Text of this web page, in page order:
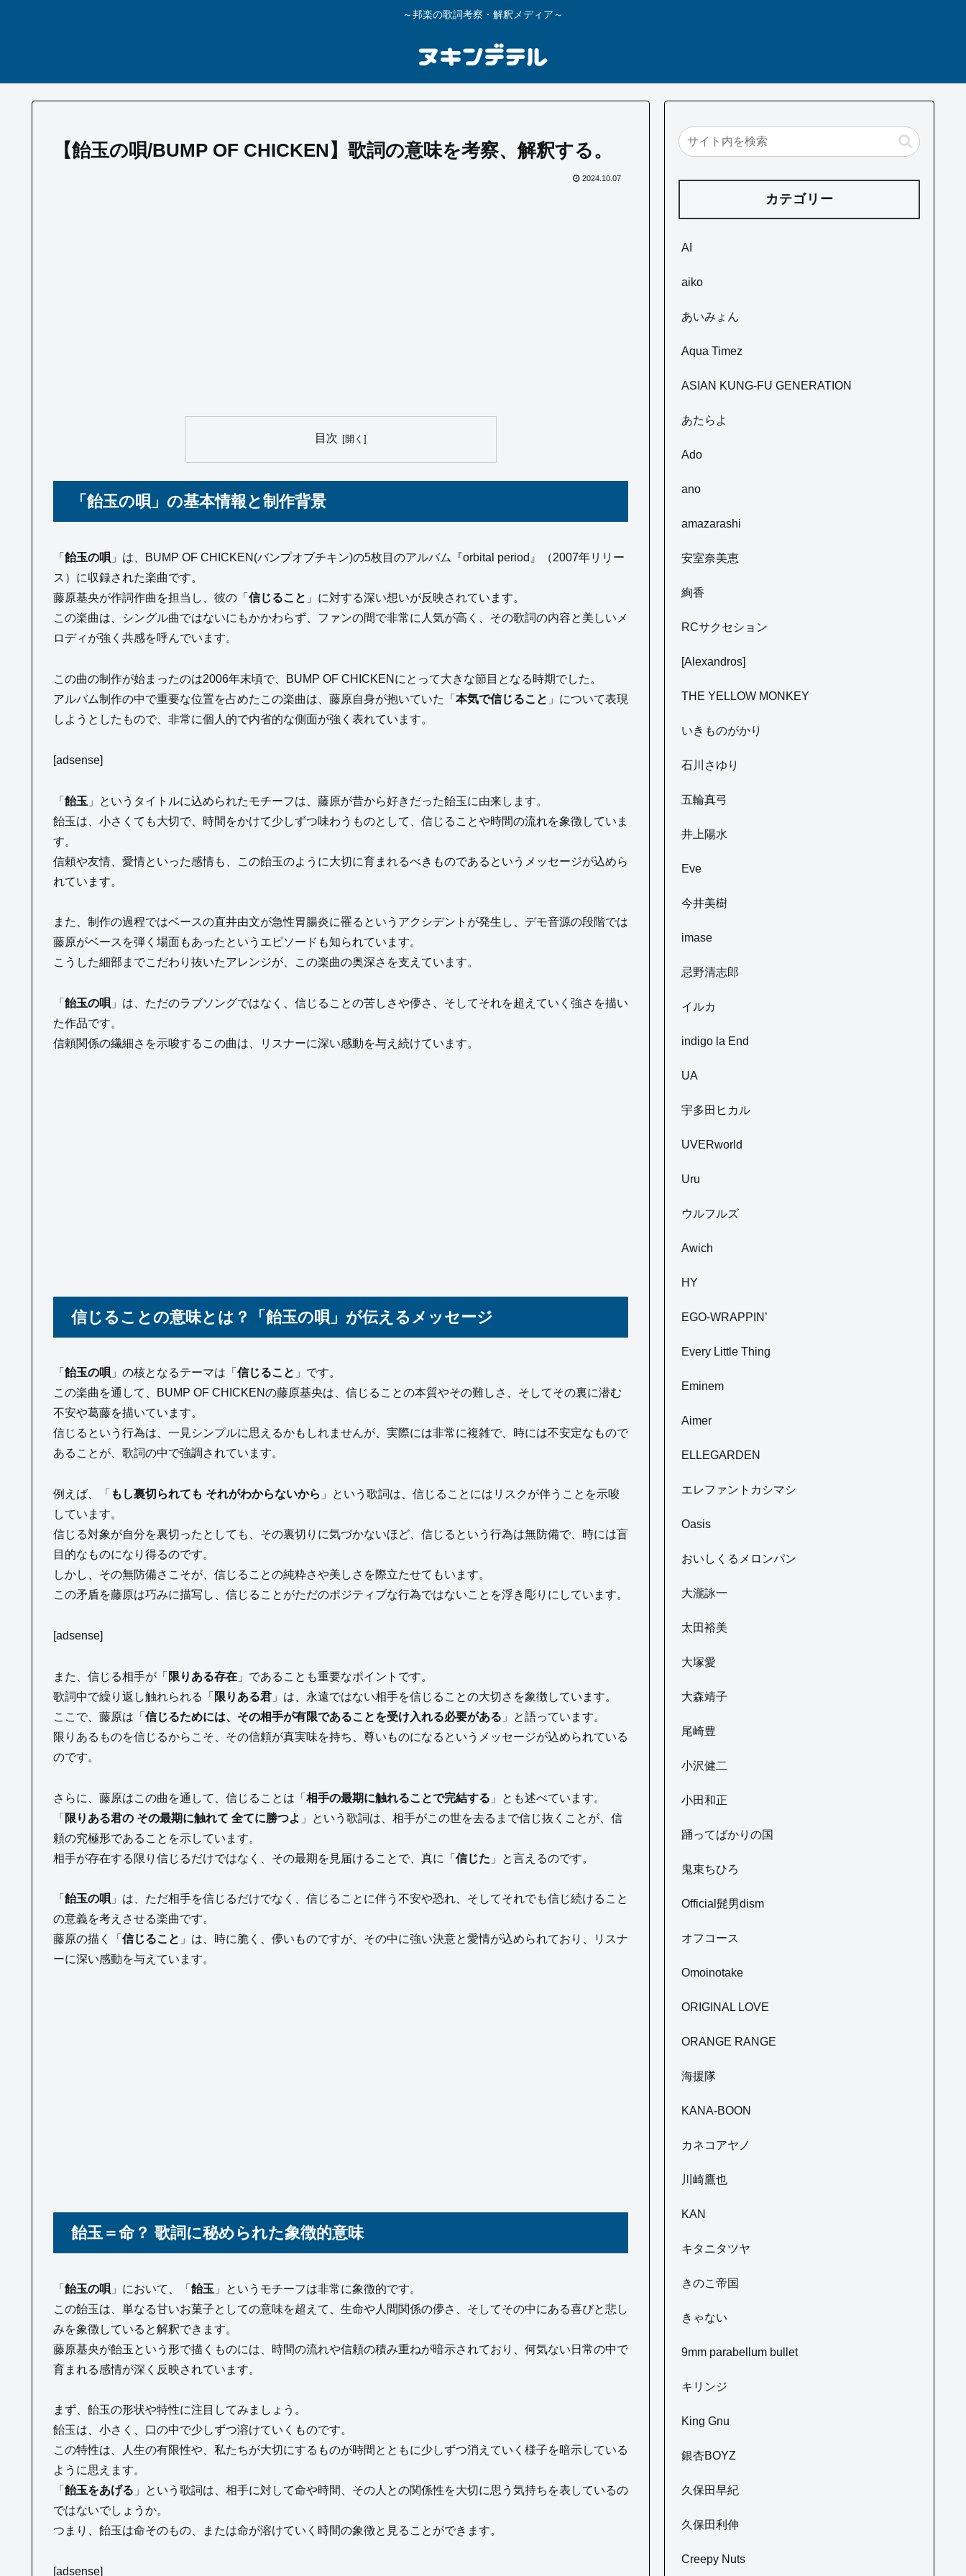
～邦楽の歌詞考察・解釈メディア～
【飴玉の唄/BUMP OF CHICKEN】歌詞の意味を考察、解釈する。
2024.10.07
目次
「飴玉の唄」の基本情報と制作背景
「 飴玉の唄 」は、BUMP OF CHICKEN(バンプオブチキン)の5枚目のアルバム『orbital period』（2007年リリー
ス）に収録された楽曲です。
藤原基央が作詞作曲を担当し、彼の「 信じること 」に対する深い想いが反映されています。
この楽曲は、シングル曲ではないにもかかわらず、ファンの間で非常に人気が高く、その歌詞の内容と美しいメ
ロディが強く共感を呼んでいます。
この曲の制作が始まったのは2006年末頃で、BUMP OF CHICKENにとって大きな節目となる時期でした。
アルバム制作の中で重要な位置を占めたこの楽曲は、藤原自身が抱いていた「 本気で信じること 」について表現
しようとしたもので、非常に個人的で内省的な側面が強く表れています。
[adsense]
「 飴玉 」というタイトルに込められたモチーフは、藤原が昔から好きだった飴玉に由来します。
飴玉は、小さくても大切で、時間をかけて少しずつ味わうものとして、信じることや時間の流れを象徴していま
す。
信頼や友情、愛情といった感情も、この飴玉のように大切に育まれるべきものであるというメッセージが込めら
れています。
また、制作の過程ではベースの直井由文が急性胃腸炎に罹るというアクシデントが発生し、デモ音源の段階では
藤原がベースを弾く場面もあったというエピソードも知られています。
こうした細部までこだわり抜いたアレンジが、この楽曲の奥深さを支えています。
「 飴玉の唄 」は、ただのラブソングではなく、信じることの苦しさや儚さ、そしてそれを超えていく強さを描い
た作品です。
信頼関係の繊細さを示唆するこの曲は、リスナーに深い感動を与え続けています。
信じることの意味とは？「飴玉の唄」が伝えるメッセージ
「 飴玉の唄 」の核となるテーマは「 信じること 」です。
この楽曲を通して、BUMP OF CHICKENの藤原基央は、信じることの本質やその難しさ、そしてその裏に潜む
不安や葛藤を描いています。
信じるという行為は、一見シンプルに思えるかもしれませんが、実際には非常に複雑で、時には不安定なもので
あることが、歌詞の中で強調されています。
例えば、「 もし裏切られても それがわからないから 」という歌詞は、信じることにはリスクが伴うことを示唆
しています。
信じる対象が自分を裏切ったとしても、その裏切りに気づかないほど、信じるという行為は無防備で、時には盲
目的なものになり得るのです。
しかし、その無防備さこそが、信じることの純粋さや美しさを際立たせてもいます。
この矛盾を藤原は巧みに描写し、信じることがただのポジティブな行為ではないことを浮き彫りにしています。
[adsense]
また、信じる相手が「 限りある存在 」であることも重要なポイントです。
歌詞中で繰り返し触れられる「 限りある君 」は、永遠ではない相手を信じることの大切さを象徴しています。
ここで、藤原は「 信じるためには、その相手が有限であることを受け入れる必要がある 」と語っています。
限りあるものを信じるからこそ、その信頼が真実味を持ち、尊いものになるというメッセージが込められている
のです。
さらに、藤原はこの曲を通して、信じることは「 相手の最期に触れることで完結する 」とも述べています。
「 限りある君の その最期に触れて 全てに勝つよ 」という歌詞は、相手がこの世を去るまで信じ抜くことが、信
頼の究極形であることを示しています。
相手が存在する限り信じるだけではなく、その最期を見届けることで、真に「 信じた 」と言えるのです。
「 飴玉の唄 」は、ただ相手を信じるだけでなく、信じることに伴う不安や恐れ、そしてそれでも信じ続けること
の意義を考えさせる楽曲です。
藤原の描く「 信じること 」は、時に脆く、儚いものですが、その中に強い決意と愛情が込められており、リスナ
ーに深い感動を与えています。
飴玉＝命？ 歌詞に秘められた象徴的意味
「 飴玉の唄 」において、「 飴玉 」というモチーフは非常に象徴的です。
この飴玉は、単なる甘いお菓子としての意味を超えて、生命や人間関係の儚さ、そしてその中にある喜びと悲し
みを象徴していると解釈できます。
藤原基央が飴玉という形で描くものには、時間の流れや信頼の積み重ねが暗示されており、何気ない日常の中で
育まれる感情が深く反映されています。
まず、飴玉の形状や特性に注目してみましょう。
飴玉は、小さく、口の中で少しずつ溶けていくものです。
この特性は、人生の有限性や、私たちが大切にするものが時間とともに少しずつ消えていく様子を暗示している
ように思えます。
「 飴玉をあげる 」という歌詞は、相手に対して命や時間、その人との関係性を大切に思う気持ちを表しているの
ではないでしょうか。
つまり、飴玉は命そのもの、または命が溶けていく時間の象徴と見ることができます。
[adsense]
カテゴリー
AI
aiko
あいみょん
Aqua Timez
ASIAN KUNG-FU GENERATION
あたらよ
Ado
ano
amazarashi
安室奈美恵
絢香
RCサクセション
[Alexandros]
THE YELLOW MONKEY
いきものがかり
石川さゆり
五輪真弓
井上陽水
Eve
今井美樹
imase
忌野清志郎
イルカ
indigo la End
UA
宇多田ヒカル
UVERworld
Uru
ウルフルズ
Awich
HY
EGO-WRAPPIN’
Every Little Thing
Eminem
Aimer
ELLEGARDEN
エレファントカシマシ
Oasis
おいしくるメロンパン
大瀧詠一
太田裕美
大塚愛
大森靖子
尾崎豊
小沢健二
小田和正
踊ってばかりの国
鬼束ちひろ
Official髭男dism
オフコース
Omoinotake
ORIGINAL LOVE
ORANGE RANGE
海援隊
KANA-BOON
カネコアヤノ
川崎鷹也
KAN
キタニタツヤ
きのこ帝国
きゃない
9mm parabellum bullet
キリンジ
King Gnu
銀杏BOYZ
久保田早紀
久保田利伸
Creepy Nuts